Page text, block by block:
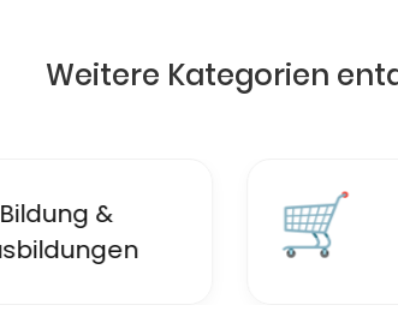
Weitere Kategorien
🛒
Einzelhandel &
Einkaufen